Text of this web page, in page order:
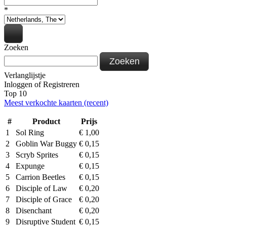
*
Zoeken
Zoeken
Verlanglijstje
Inloggen ofRegistreren
Top 10
Meest verkochte kaarten (recent)
# Product
Prijs
1
Sol Ring € 1,00
2
Goblin War Buggy € 0,15
3
Scryb Sprites € 0,15
4
Expunge € 0,15
5
Carrion Beetles € 0,15
6
Disciple of Law € 0,20
7
Disciple of Grace € 0,20
8
Disenchant € 0,20
9
Disruptive Student € 0,15